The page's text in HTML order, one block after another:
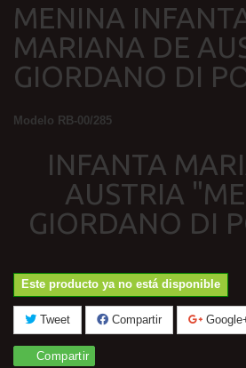
MENINA
MARIANA DE
GIORDANO DI
Modelo RB-00/285
INFANTA
AUSTRIA
GIORDANO DI
Este producto ya no está disponible
Tweet Compartir
Compartir